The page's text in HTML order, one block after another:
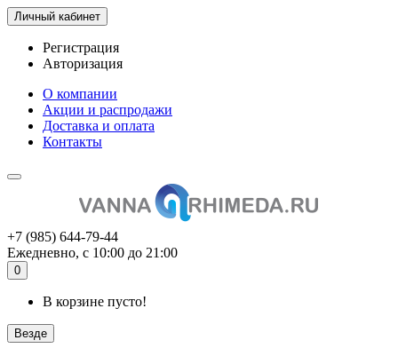
Личный кабинет
Регистрация
Авторизация
О компании
Акции и распродажи
Доставка и оплата
Контакты
+7 (985) 644-79-44
Ежедневно, с 10:00 до 21:00
0
В корзине пусто!
Везде